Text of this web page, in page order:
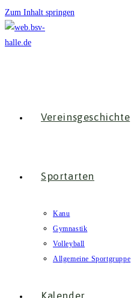
Zum Inhalt springen
Vereinsgeschichte
Sportarten
Kanu
Gymnastik
Volleyball
Allgemeine Sportgruppe
Kalender